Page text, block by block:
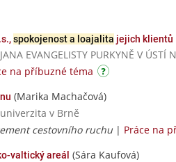
.s.,spokojenost a loajalita jejich klientů
EVANGELISTY PURKYNĚ V ÚSTÍ
na příbuzné téma
(Marika Machačová)
v Brně
cestovního ruchu | Práce na
valtický areál (Sára Kaufová)